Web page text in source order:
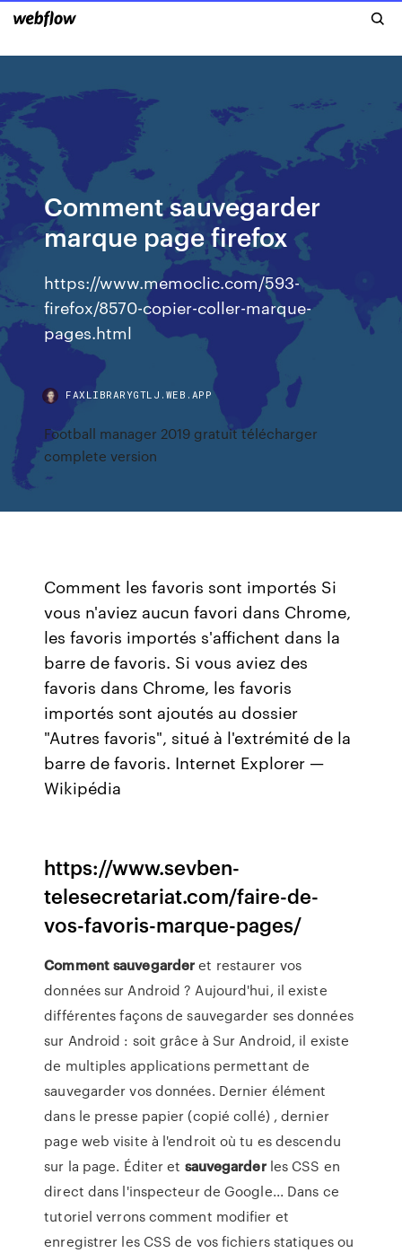
Comment sauvegarder
marque page firefox
https://www.memoclic.com/593-
firefox/8570-copier-coller-marque-
pages.html
FAXLIBRARYGTLJ.WEB.APP
Football manager 2019 gratuit télécharger
complete version
Comment les favoris sont importés Si
vous n'aviez aucun favori dans Chrome,
les favoris importés s'affichent dans la
barre de favoris. Si vous aviez des
favoris dans Chrome, les favoris
importés sont ajoutés au dossier
"Autres favoris", situé à l'extrémité de la
barre de favoris. Internet Explorer —
Wikipédia
https://www.sevben-
telesecretariat.com/faire-de-
vos-favoris-marque-pages/
Commentsauvegarderet restaurer vos
données sur Android ? Aujourd'hui, il existe
différentes façons de sauvegarder ses données
sur Android : soit grâce à Sur Android, il existe
de multiples applications permettant de
sauvegarder vos données. Dernier élément
dans le presse papier (copié collé) , dernier
page web visite à l'endroit où tu es descendu
sur la page. Éditer et sauvegarderles CSS en
direct dans l'inspecteur de Google... Dans ce
tutoriel verrons comment modifier et
enregistrer les CSS de vos fichiers statiques ou